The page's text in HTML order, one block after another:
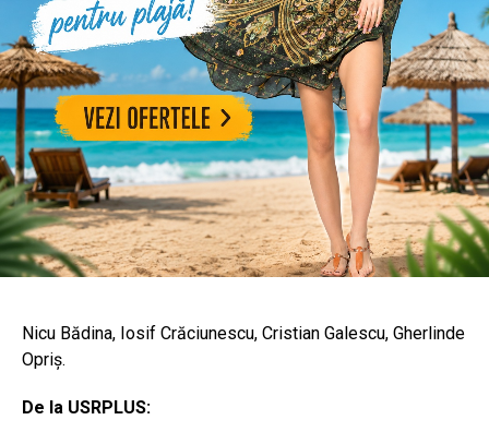
Nicu Bădina, Iosif Crăciunescu, Cristian Galescu, Gherlinde
Opriș.
De la USRPLUS: